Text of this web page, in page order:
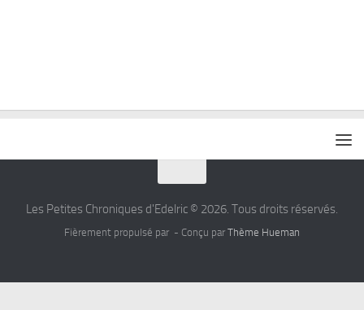
Les Petites Chroniques d'Edelric © 2026. Tous droits réservés.
Fièrement propulsé par - Conçu par Thème Hueman